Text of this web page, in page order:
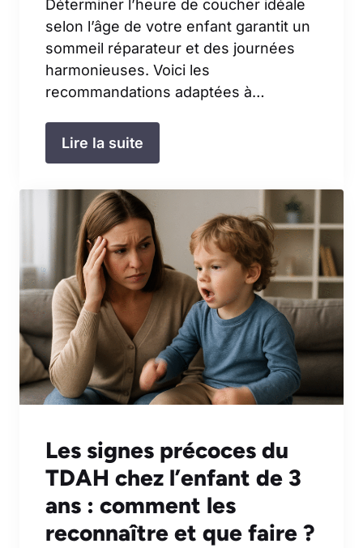
Déterminer l’heure de coucher idéale
selon l’âge de votre enfant garantit un
sommeil réparateur et des journées
harmonieuses. Voici les
recommandations adaptées à…
Lire la suite
Les signes précoces du
TDAH chez l’enfant de 3
ans : comment les
reconnaître et que faire ?